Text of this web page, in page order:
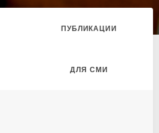
ПУБЛИКАЦИИ
ДЛЯ СМИ